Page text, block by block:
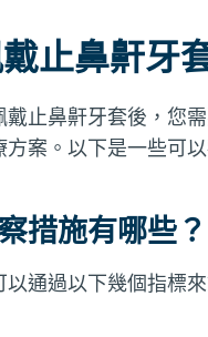
止鼻鼾牙
戴止鼻鼾牙套後，您
方案。以下是一些可
措施有哪些？
以通過以下幾個指標